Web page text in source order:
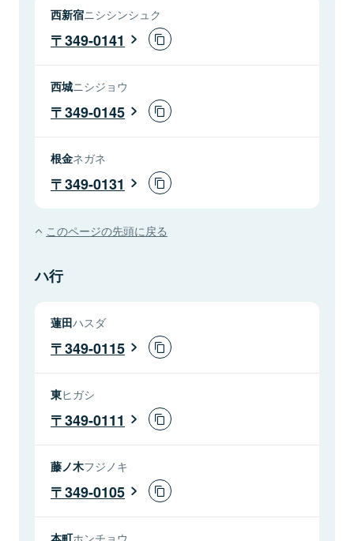
西新宿ニシシンシュク
349-0141
西城ニシジョウ
349-0145
根金ネガネ
349-0131
このページの先頭に戻る
ハ行
蓮田ハスダ
349-0115
東ヒガシ
349-0111
藤ノ木フジノキ
349-0105
本町ホンチョウ